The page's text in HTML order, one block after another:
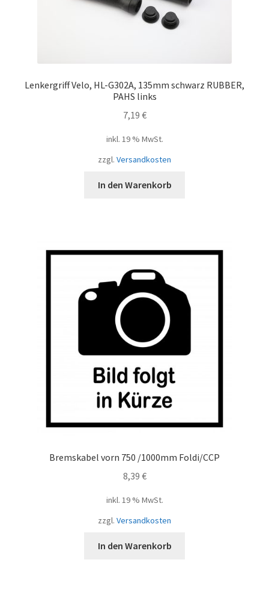
Lenkergriff Velo, HL-G302A, 135mm schwarz RUBBER,
PAHS links
7,19 €
inkl. 19 % MwSt.
zzgl. Versandkosten
In den Warenkorb
Bremskabel vorn 750 /1000mm Foldi/CCP
8,39 €
inkl. 19 % MwSt.
zzgl. Versandkosten
In den Warenkorb